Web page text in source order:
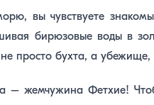
вы чувствуете
бирюзовые воды в
просто бухта, а
– жемчужина Фетхие!